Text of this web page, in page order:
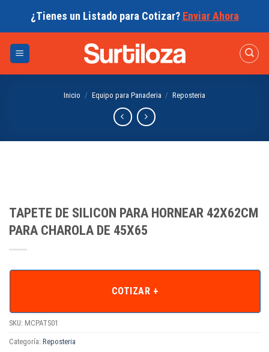
¿Tienes un Listado para Cotizar? Enviar Ahora
Inicio / Equipo para Panaderia / Reposteria
TAPETE DE SILICON PARA HORNEAR 42X62CM
PARA CHAROLA DE 45X65
COTIZAR +
SKU: MCPATS01
Categoría: Reposteria